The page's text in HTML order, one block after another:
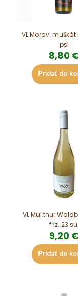
VL Morav. muškát
psl
8,80
Pridať do
VL Mul.thur
friz. 23 su.
9,20
Pridať do